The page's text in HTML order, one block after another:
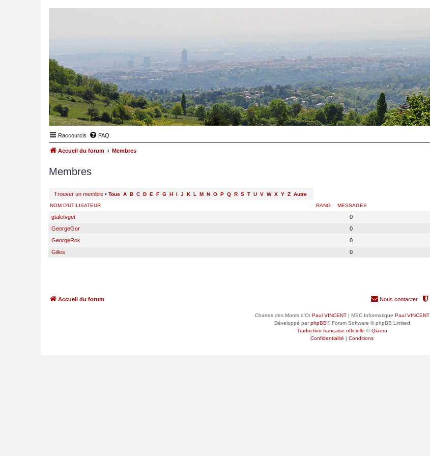
Raccourcis FAQ
Accueil du forum Membres
Membres
Trouver un membre • Tous A B C D E F G H I J K L M N O P Q R S T U V W X Y Z Autre
RANG
NOM D’UTILISATEUR MESSAGES
gtaletvget 0
GeorgeGor
0
GeorgeRok
0
Gilles
0
Accueil du forum Nous contacter
Chartes des Monts d'OrPaul VINCENT| MSC Informatique Paul VINCENT
Développé parphpBB® Forum Software © phpBB Limited
Traduction française officielle ©Qiaeru
Confidentialité | Conditions